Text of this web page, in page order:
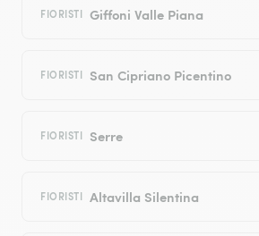
FIORISTI Giffoni Valle Piana
FIORISTI San Cipriano Picentino
FIORISTI Serre
FIORISTI Altavilla Silentina